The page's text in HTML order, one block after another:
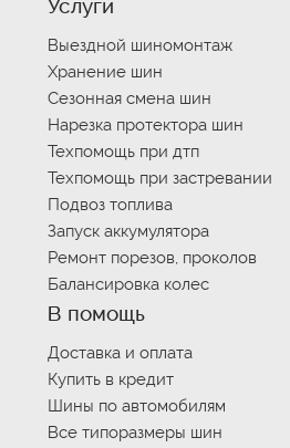
Услуги
Выездной шиномонтаж
Хранение шин
Сезонная смена шин
Нарезка протектора шин
Техпомощь при дтп
Техпомощь при застревании
Подвоз топлива
Запуск аккумулятора
Ремонт порезов, проколов
Балансировка колес
В помощь
Доставка и оплата
Купить в кредит
Шины по автомобилям
Все типоразмеры шин